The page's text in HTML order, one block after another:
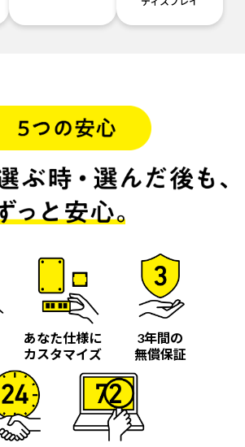
あなた仕様に
カスタマイズ
3年間の
無償保証